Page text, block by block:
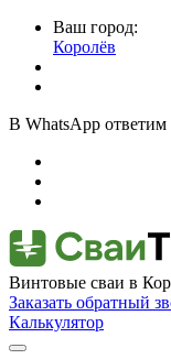
Ваш город:
Королёв
В WhatsApp ответим
Винтовые сваи в
Заказать обратный
Калькулятор